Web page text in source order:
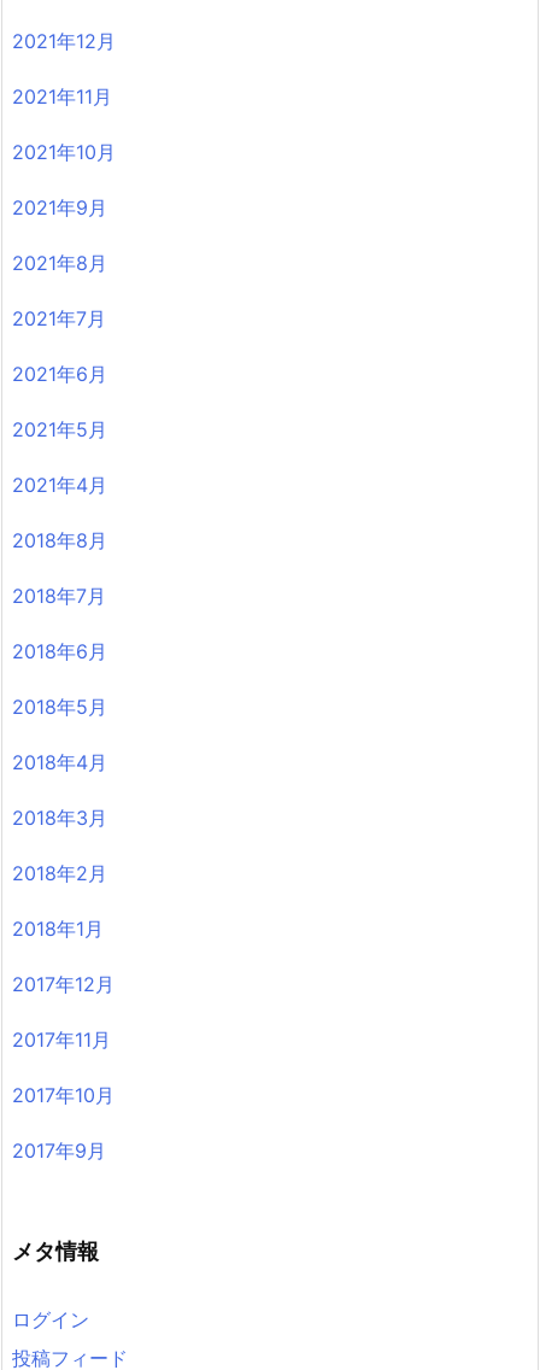
2021年12月
2021年11月
2021年10月
2021年9月
2021年8月
2021年7月
2021年6月
2021年5月
2021年4月
2018年8月
2018年7月
2018年6月
2018年5月
2018年4月
2018年3月
2018年2月
2018年1月
2017年12月
2017年11月
2017年10月
2017年9月
メタ情報
ログイン
投稿フィード